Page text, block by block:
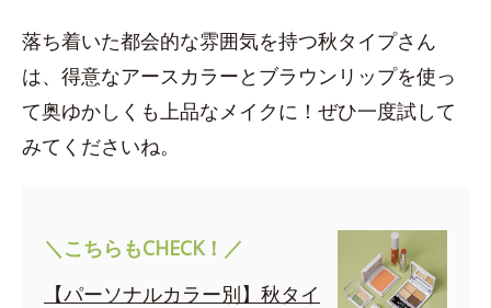
落ち着いた都会的な雰囲気を持つ秋タイプさん
は、得意なアースカラーとブラウンリップを使っ
て奥ゆかしくも上品なメイクに！ぜひ一度試して
みてくださいね。
＼こちらもCHECK！／
【パーソナルカラー別】秋タイ